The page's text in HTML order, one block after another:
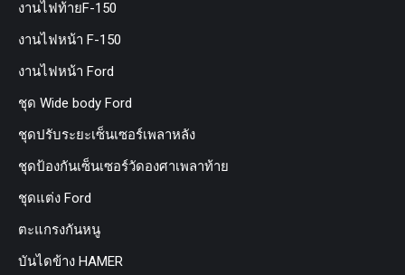
งานไฟท้ายF-150
งานไฟหน้า F-150
งานไฟหน้า Ford
ชุด Wide body Ford
ชุดปรับระยะเซ็นเซอร์เพลาหลัง
ชุดป้องกันเซ็นเซอร์วัดองศาเพลาท้าย
ชุดแต่ง Ford
ตะแกรงกันหนู
บันไดข้าง HAMER